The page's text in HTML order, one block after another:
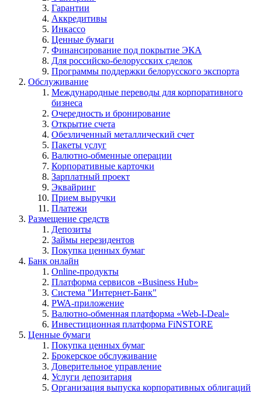
Гарантии
Аккредитивы
Инкассо
Ценные бумаги
Финансирование под покрытие ЭКА
Для российско-белорусских сделок
Программы поддержки белорусского экспорта
Обслуживание
Международные переводы для корпоративного
бизнеса
Очередность и бронирование
Открытие счета
Обезличенный металлический счет
Пакеты услуг
Валютно-обменные операции
Корпоративные карточки
Зарплатный проект
Эквайринг
Прием выручки
Платежи
Размещение средств
Депозиты
Займы нерезидентов
Покупка ценных бумаг
Банк онлайн
Online-продукты
Платформа сервисов «Business Hub»
Система "Интернет-Банк"
PWA-приложение
Валютно-обменная платформа «Web-I-Deal»
Инвестиционная платформа FiNSTORE
Ценные бумаги
Покупка ценных бумаг
Брокерское обслуживание
Доверительное управление
Услуги депозитария
Организация выпуска корпоративных облигаций